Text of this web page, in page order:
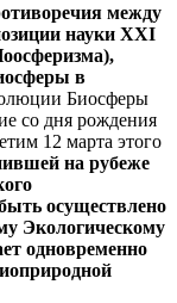
между
науки XXI
в
Биосферы
со дня рождения
12 марта этого
на рубеже
осуществлено
Экологическому
одновременно